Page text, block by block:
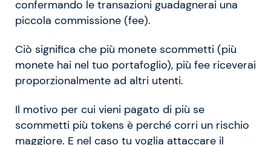
confermando le transazioni guadagnerai una
piccola commissione (fee).
Ciò significa che più monete scommetti (più
monete hai nel tuo portafoglio), più fee riceverai
proporzionalmente ad altri utenti.
Il motivo per cui vieni pagato di più se
scommetti più tokens è perché corri un rischio
maggiore. E nel caso tu voglia attaccare il